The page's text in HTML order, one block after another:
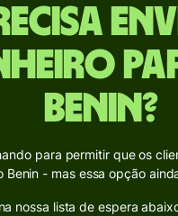
Benin?
para permitir que os
Benin - mas essa opção
nossa lista de espera